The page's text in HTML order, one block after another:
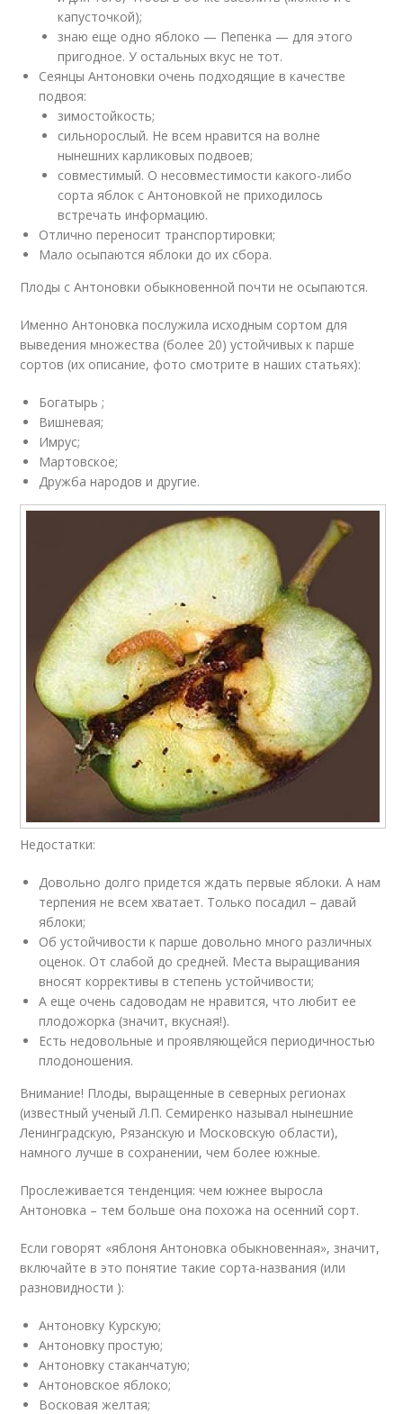
капусточкой);
знаю еще одно яблоко — Пепенка — для этого
пригодное. У остальных вкус не тот.
Сеянцы Антоновки очень подходящие в качестве
подвоя:
зимостойкость;
сильнорослый. Не всем нравится на волне
нынешних карликовых подвоев;
совместимый. О несовместимости какого-либо
сорта яблок с Антоновкой не приходилось
встречать информацию.
Отлично переносит транспортировки;
Мало осыпаются яблоки до их сбора.
Плоды с Антоновки обыкновенной почти не осыпаются.
Именно Антоновка послужила исходным сортом для
выведения множества (более 20) устойчивых к парше
сортов (их описание, фото смотрите в наших статьях):
Богатырь ;
Вишневая;
Имрус;
Мартовское;
Дружба народов и другие.
Недостатки:
Довольно долго придется ждать первые яблоки. А нам
терпения не всем хватает. Только посадил – давай
яблоки;
Об устойчивости к парше довольно много различных
оценок. От слабой до средней. Места выращивания
вносят коррективы в степень устойчивости;
А еще очень садоводам не нравится, что любит ее
плодожорка (значит, вкусная!).
Есть недовольные и проявляющейся периодичностью
плодоношения.
Внимание! Плоды, выращенные в северных регионах
(известный ученый Л.П. Семиренко называл нынешние
Ленинградскую, Рязанскую и Московскую области),
намного лучше в сохранении, чем более южные.
Прослеживается тенденция: чем южнее выросла
Антоновка – тем больше она похожа на осенний сорт.
Если говорят «яблоня Антоновка обыкновенная», значит,
включайте в это понятие такие сорта-названия (или
разновидности ):
Антоновку Курскую;
Антоновку простую;
Антоновку стаканчатую;
Антоновское яблоко;
Восковая желтая;